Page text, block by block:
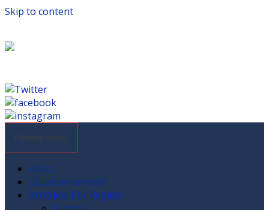
Skip to content
Primary Menu
Inicio
¿Quienes somos?
Articulos Por Región